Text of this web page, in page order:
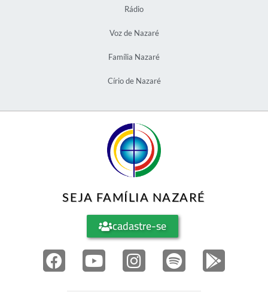
Rádio
Voz de Nazaré
Família Nazaré
Círio de Nazaré
SEJA FAMÍLIA NAZARÉ
cadastre-se